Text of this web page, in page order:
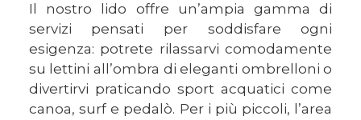
Il nostro lido offre un’ampia gamma di
servizi pensati per soddisfare ogni
esigenza: potrete rilassarvi comodamente
su lettini all’ombra di eleganti ombrelloni o
divertirvi praticando sport acquatici come
canoa, surf e pedalò. Per i più piccoli, l’area